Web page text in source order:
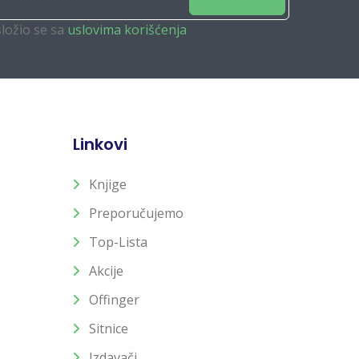
se sa uslovima korišćenja
Linkovi
Knjige
Preporučujemo
Top-Lista
Akcije
Offinger
Sitnice